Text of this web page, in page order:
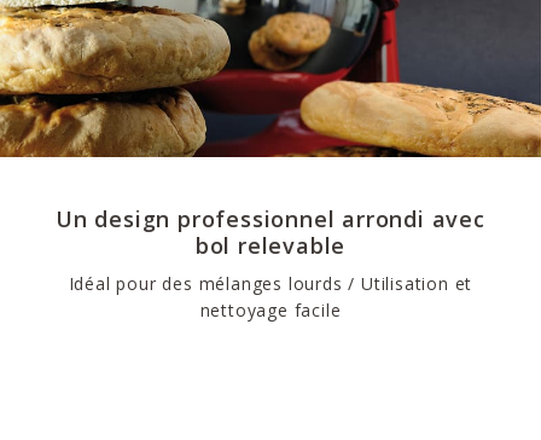
Un design professionnel arrondi avec
bol relevable
Idéal pour des mélanges lourds / Utilisation et
nettoyage facile